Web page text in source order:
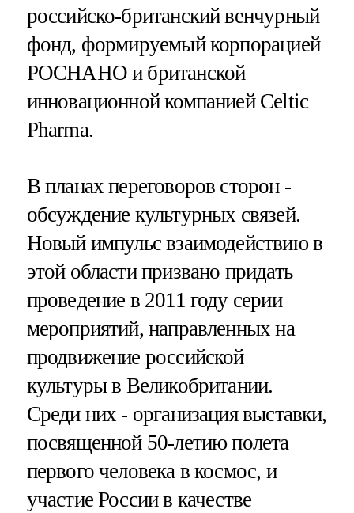
российско-британский венчурный
фонд, формируемый корпорацией
РОСНАНО и британской
инновационной компанией Celtic
Pharma.
В планах переговоров сторон -
обсуждение культурных связей.
Новый импульс взаимодействию в
этой области призвано придать
проведение в 2011 году серии
мероприятий, направленных на
продвижение российской
культуры в Великобритании.
Среди них - организация выставки,
посвященной 50-летию полета
первого человека в космос, и
участие России в качестве